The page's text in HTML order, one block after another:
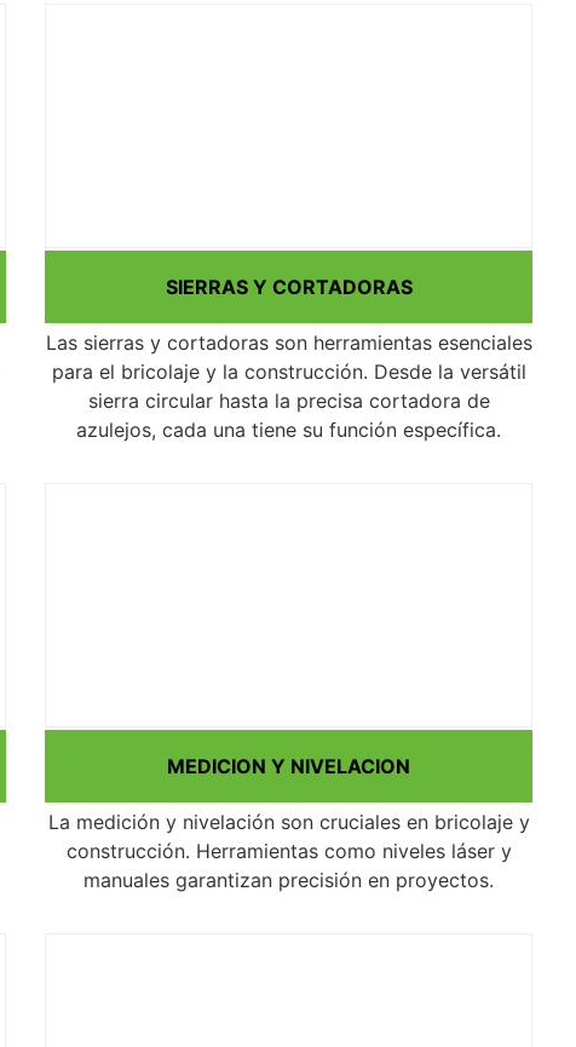
SIERRAS Y CORTADORAS
Las sierras y cortadoras son herramientas esenciales
para el bricolaje y la construcción. Desde la versátil
sierra circular hasta la precisa cortadora de
azulejos, cada una tiene su función específica.
MEDICION Y NIVELACION
La medición y nivelación son cruciales en bricolaje y
construcción. Herramientas como niveles láser y
manuales garantizan precisión en proyectos.